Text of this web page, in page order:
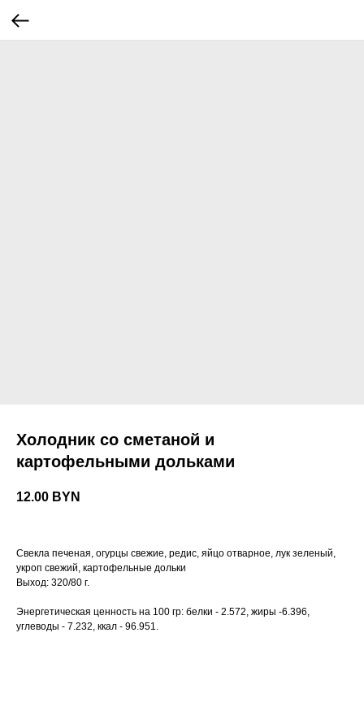
Холодник со сметаной и
картофельными дольками
12.00 BYN
Свекла печеная, огурцы свежие, редис, яйцо отварное, лук зеленый,
укроп свежий, картофельные дольки
Выход: 320/80 г.
Энергетическая ценность на 100 гр: белки - 2.572, жиры -6.396,
углеводы - 7.232, ккал - 96.951.